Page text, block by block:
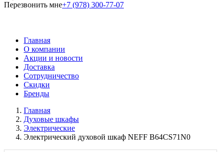
Перезвонить мне+7 (978) 300-77-07
Главная
О компании
Акции и новости
Доставка
Сотрудничество
Скидки
Бренды
Главная
Духовые шкафы
Электрические
Электрический духовой шкаф NEFF B64CS71N0